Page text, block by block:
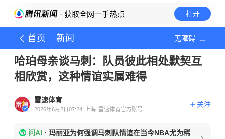
· 获取全网一手热点 打开
首页 新闻 无障碍
哈珀母亲谈马刺：队员彼此相处默契互
相欣赏，这种情谊实属难得
雷速体育
2026年6月2日07:24 上海 雷速体育官方账号
关注
问AI · 玛丽亚为何强调马刺队情谊在当今NBA尤为稀